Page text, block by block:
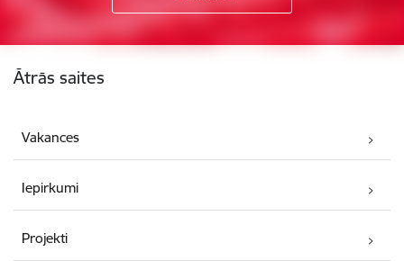
Ātrās saites
Vakances
Iepirkumi
Projekti